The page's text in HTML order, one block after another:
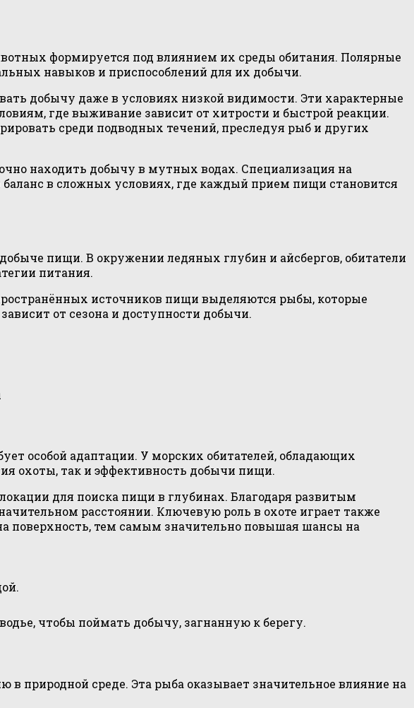
формируется под влиянием их среды обитания. Полярные
навыков и приспособлений для их добычи.
добычу даже в условиях низкой видимости. Эти характерные
где выживание зависит от хитрости и быстрой реакции.
среди подводных течений, преследуя рыб и других
находить добычу в мутных водах. Специализация на
в сложных условиях, где каждый прием пищи становится
пищи. В окружении ледяных глубин и айсбергов, обитатели
питания.
источников пищи выделяются рыбы, которые
от сезона и доступности добычи.
особой адаптации. У морских обитателей, обладающих
охоты, так и эффективность добычи пищи.
для поиска пищи в глубинах. Благодаря развитым
расстоянии. Ключевую роль в охоте играет также
поверхность, тем самым значительно повышая шансы на
чтобы поймать добычу, загнанную к берегу.
природной среде. Эта рыба оказывает значительное влияние на